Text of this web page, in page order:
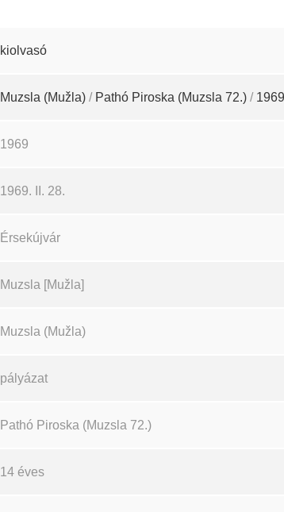
kiolvasó
Muzsla (Mužla) / Pathó Piroska (Muzsla 72.) / 1969
1969
1969. II. 28.
Érsekújvár
Muzsla [Mužla]
Muzsla (Mužla)
pályázat
Pathó Piroska (Muzsla 72.)
14 éves